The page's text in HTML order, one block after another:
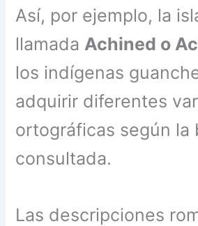
Así, por ejemplo, la
llamada Achined o
los indígenas
adquirir diferentes
ortográficas según la
consultada.
Las descripciones